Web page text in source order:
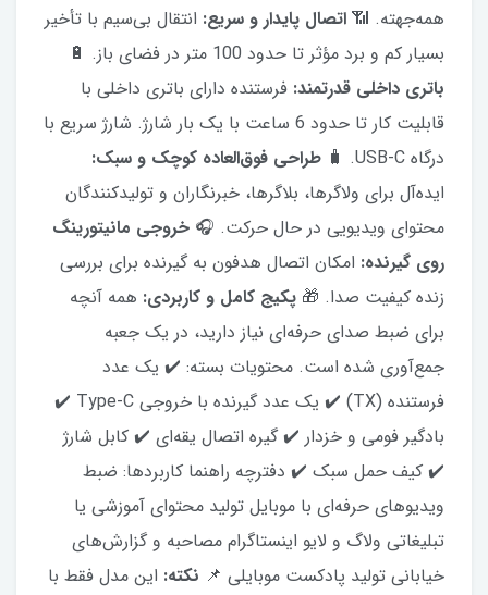
همه‌جهته. 📶 اتصال پایدار و سریع: انتقال بی‌سیم با تأخیر
بسیار کم و برد مؤثر تا حدود 100 متر در فضای باز. 🔋
باتری داخلی قدرتمند: فرستنده دارای باتری داخلی با
قابلیت کار تا حدود 6 ساعت با یک بار شارژ. شارژ سریع با
درگاه USB-C. 🧳
طراحی فوق‌العاده کوچک و سبک:
ایده‌آل برای ولاگرها، بلاگرها، خبرنگاران و تولیدکنندگان
محتوای ویدیویی در حال حرکت. 🎧 خروجی مانیتورینگ
روی گیرنده: امکان اتصال هدفون به گیرنده برای بررسی
زنده کیفیت صدا. 🎁 پکیج کامل و کاربردی: همه آنچه
برای ضبط صدای حرفه‌ای نیاز دارید، در یک جعبه
جمع‌آوری شده است. محتویات بسته: ✔️ یک عدد
فرستنده (TX) ✔️ یک عدد گیرنده با خروجی Type-C ✔️
بادگیر فومی و خزدار ✔️ گیره اتصال یقه‌ای ✔️ کابل شارژ
✔️ کیف حمل سبک ✔️ دفترچه راهنما کاربردها: ضبط
ویدیوهای حرفه‌ای با موبایل تولید محتوای آموزشی یا
تبلیغاتی ولاگ و لایو اینستاگرام مصاحبه و گزارش‌های
خیابانی تولید پادکست موبایلی 📌 نکته: این مدل فقط با